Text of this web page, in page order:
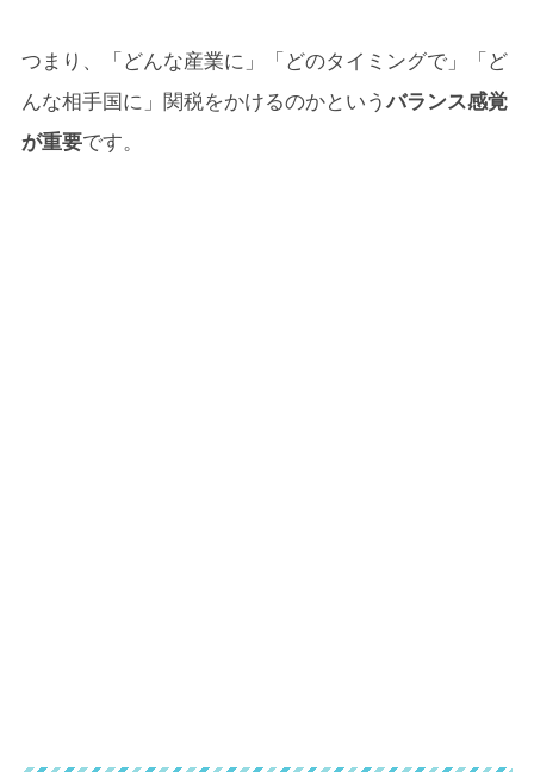
つまり、「どんな産業に」「どのタイミングで」「ど
んな相手国に」関税をかけるのかというバランス感覚
が重要です。